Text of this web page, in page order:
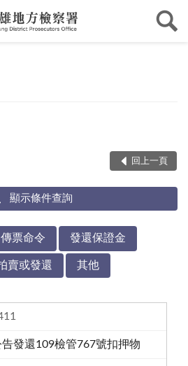
回上一頁
顯示條件查詢
傳票命令 發還保證金
賣或發還 其他
告發還109檢管767號扣押物